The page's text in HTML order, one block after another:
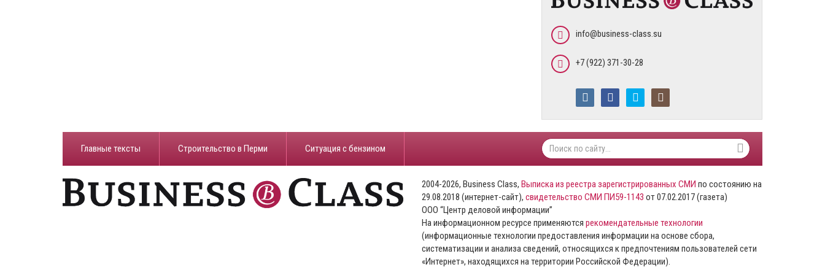
info@business-class.su
+7 (922) 371-30-28
Главные тексты Строительство в Перми ​Ситуация с бензином
2004-2026, Business Class, Выписка из реестра зарегистрированных СМИ по состоянию на
29.08.2018 (интернет-сайт), свидетельство СМИ ПИ59-1143 от 07.02.2017 (газета)
ООО “Центр деловой информации”
На информационном ресурсе применяются рекомендательные технологии
(информационные технологии предоставления информации на основе сбора,
систематизации и анализа сведений, относящихся к предпочтениям пользователей сети
«Интернет», находящихся на территории Российской Федерации).